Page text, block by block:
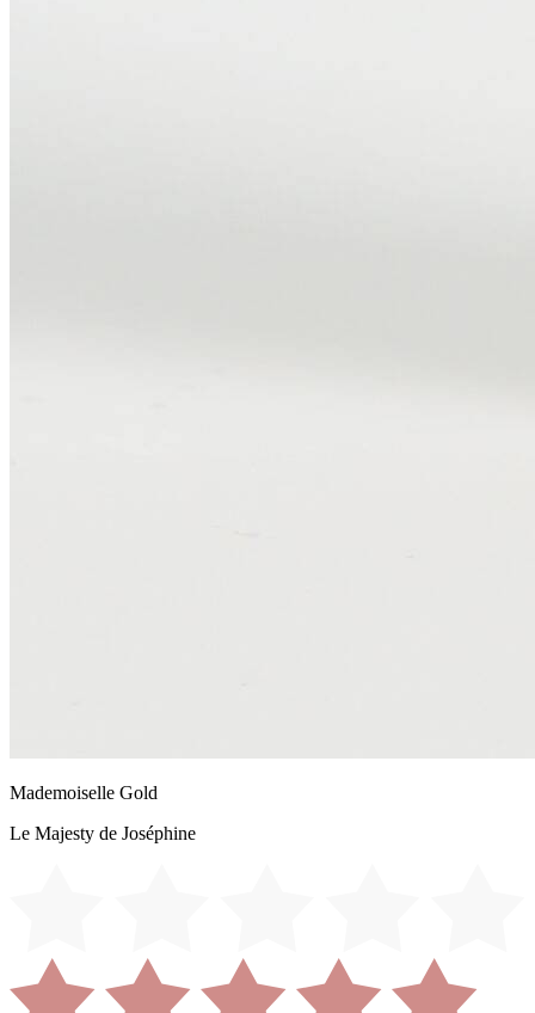
Mademoiselle Gold
Le Majesty de Joséphine